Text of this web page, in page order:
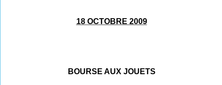
18 OCTOBRE 2009
BOURSE AUX JOUETS